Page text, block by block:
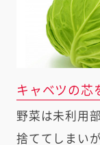
キャベツの芯
野菜は未利用
捨ててしまい